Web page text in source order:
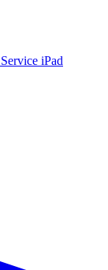
Service iPad